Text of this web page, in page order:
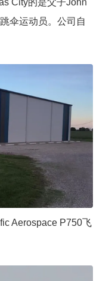
伞运动员。公司自
Aerospace P750飞